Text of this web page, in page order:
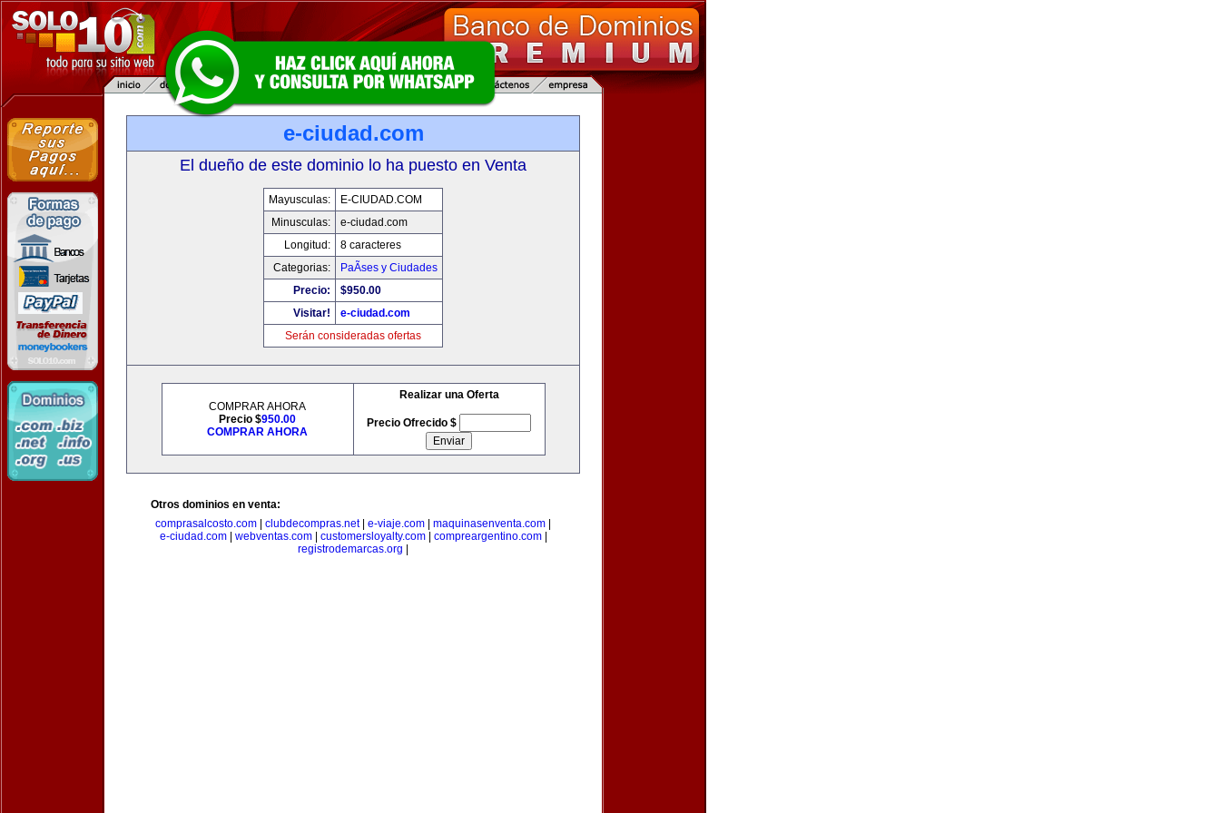
e-ciudad.com
El dueño de este dominio lo ha puesto en Venta
Mayusculas:
E-CIUDAD.COM
Minusculas:
e-ciudad.com
Longitud:
8 caracteres
Categorias:
PaÃ­ses y Ciudades
Precio:
$950.00
Visitar!
e-ciudad.com
Serán consideradas ofertas
COMPRAR AHORA
Precio $950.00
COMPRAR AHORA
Realizar una Oferta
Precio Ofrecido $
Otros dominios en venta:
comprasalcosto.com
clubdecompras.net| e-viaje.com maquinasenventa.com
e-ciudad.com| webventas.com| customersloyalty.com| compreargentino.com|
registrodemarcas.org